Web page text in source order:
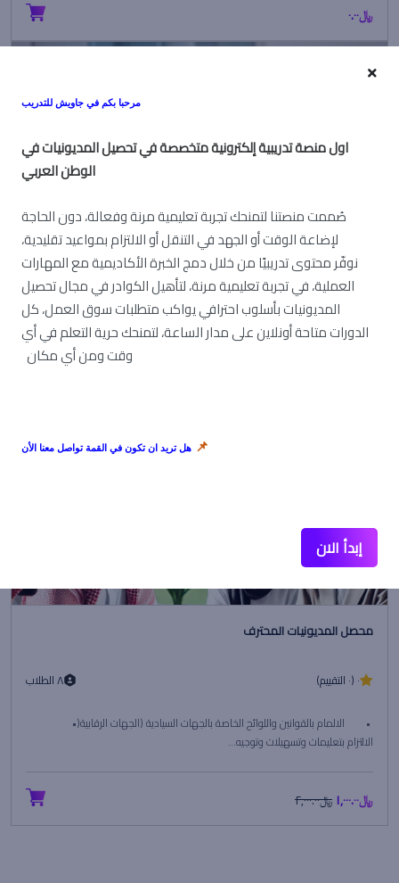
﷼٠.٠٠
الاتصال الفعال كأحد واهم مهارات التفاوض الرئيسية مع العملاء
المدينين
٩١ الطلاب
· التعرف على السلوكيات وكيف تخاطب العملاء · التعرف على سمات
محصل المديونيات المحترف
٠ (٠ التقييم) ٨ الطلاب
• الالمام بالقوانين واللوائح الخاصة بالجهات السيادية (الجهات الرقابية(•
الالتزام بتعليمات وتسهيلات وتوجيه...
﷼١,٠٠٠.٠٠ ﷼٢,٠٠٠.٠٠
مرحبا بكم في جاويش للتدريب
اول منصة تدريبية إلكترونية متخصصة في تحصيل المديونيات في
الوطن العربي
صُممت منصتنا لتمنحك تجربة تعليمية مرنة وفعالة، دون الحاجة
لإضاعة الوقت أو الجهد في التنقل أو الالتزام بمواعيد تقليدية،
نوفّر محتوى تدريبيًا من خلال دمج الخبرة الأكاديمية مع المهارات
العملية، في تجربة تعليمية مرنة، لتأهيل الكوادر في مجال تحصيل
المديونيات بأسلوب احترافي يواكب متطلبات سوق العمل، كل
الدورات متاحة أونلاين على مدار الساعة، لتمنحك حرية التعلم في أي
وقت ومن أي مكان
📌 هل تريد ان تكون في القمة تواصل معنا الأن
إبدأ الان